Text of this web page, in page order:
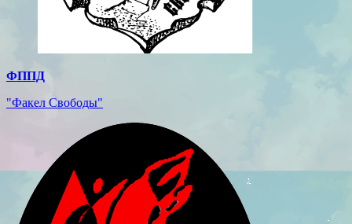
ФППД
"Факел Свободы"